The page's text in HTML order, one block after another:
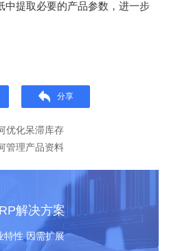
中提取必要的产品参数，进一步
分享
优化呆滞库存
管理产品资料
解决方案
特性 因需扩展